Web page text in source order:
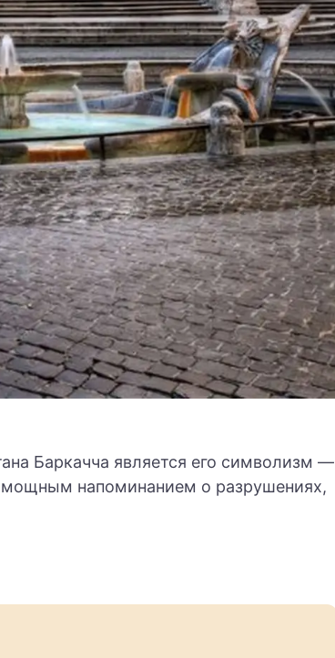
Баркачча является его символизм —
мощным напоминанием о разрушениях,